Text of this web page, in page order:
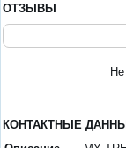
ОТЗЫВЫ
КОНТАКТНЫЕ